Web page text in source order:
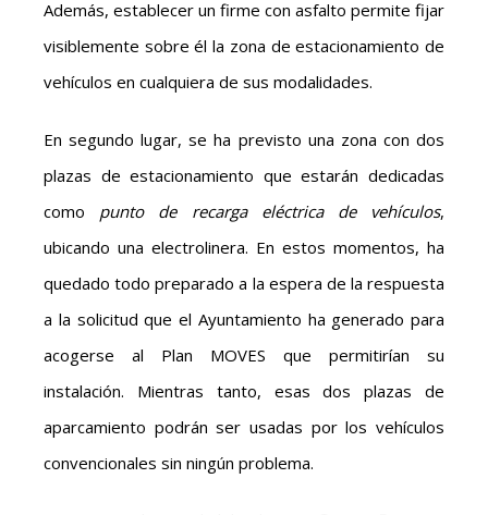
Además, establecer un firme con asfalto permite fijar
visiblemente sobre él la zona de estacionamiento de
vehículos en cualquiera de sus modalidades.
En segundo lugar, se ha previsto una zona con dos
plazas de estacionamiento que estarán dedicadas
como punto de recarga eléctrica de vehículos,
ubicando una electrolinera. En estos momentos, ha
quedado todo preparado a la espera de la respuesta
a la solicitud que el Ayuntamiento ha generado para
acogerse al Plan MOVES que permitirían su
instalación. Mientras tanto, esas dos plazas de
aparcamiento podrán ser usadas por los vehículos
convencionales sin ningún problema.